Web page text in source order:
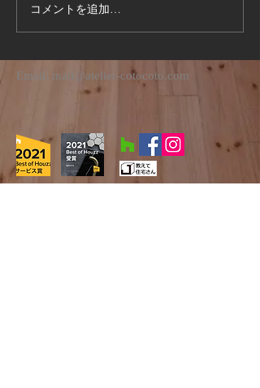
コメントを追加…
Email: mail@atelier-cotocoto.com